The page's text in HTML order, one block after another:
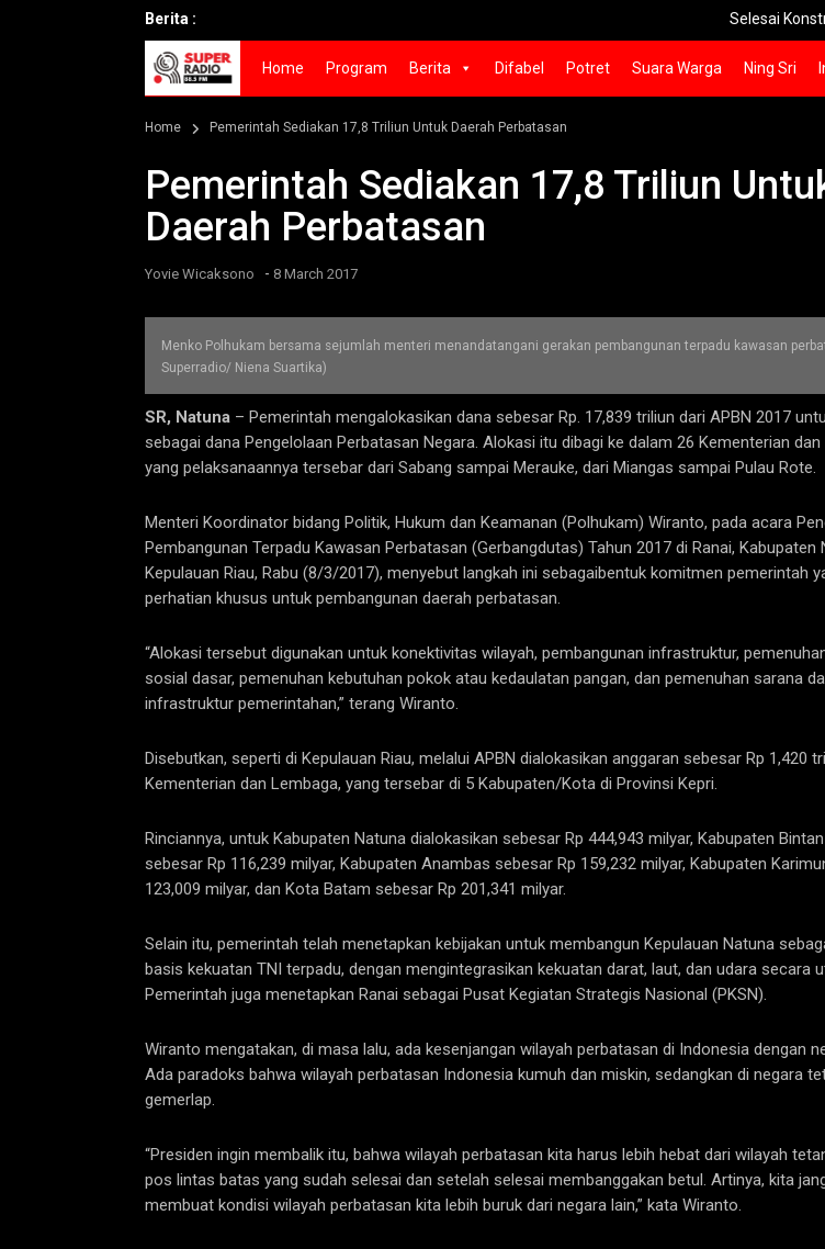
Berita : Selesai Konstruksi Tol
Home Program Berita Difabel Potret Suara Warga Ning Sri
Home Pemerintah Sediakan 17,8 Triliun Untuk Daerah Perbatasan
Pemerintah Sediakan 17,8 Triliun
Daerah Perbatasan
Yovie Wicaksono - 8 March 2017
Menko Polhukam bersama sejumlah menteri menandatangani gerakan pembangunan terpadu kawasan
Superradio/ Niena Suartika)
SR, Natuna – Pemerintah mengalokasikan dana sebesar Rp. 17,839 triliun dari APBN 2017
sebagai dana Pengelolaan Perbatasan Negara. Alokasi itu dibagi ke dalam 26 Kementerian dan
yang pelaksanaannya tersebar dari Sabang sampai Merauke, dari Miangas sampai Pulau Rote.
Menteri Koordinator bidang Politik, Hukum dan Keamanan (Polhukam) Wiranto, pada acara
Pembangunan Terpadu Kawasan Perbatasan (Gerbangdutas) Tahun 2017 di Ranai, Kabupaten
Kepulauan Riau, Rabu (8/3/2017), menyebut langkah ini sebagaibentuk komitmen pemerintah
perhatian khusus untuk pembangunan daerah perbatasan.
“Alokasi tersebut digunakan untuk konektivitas wilayah, pembangunan infrastruktur,
sosial dasar, pemenuhan kebutuhan pokok atau kedaulatan pangan, dan pemenuhan sarana
infrastruktur pemerintahan,” terang Wiranto.
Disebutkan, seperti di Kepulauan Riau, melalui APBN dialokasikan anggaran sebesar Rp 1,420
Kementerian dan Lembaga, yang tersebar di 5 Kabupaten/Kota di Provinsi Kepri.
Rinciannya, untuk Kabupaten Natuna dialokasikan sebesar Rp 444,943 milyar, Kabupaten
sebesar Rp 116,239 milyar, Kabupaten Anambas sebesar Rp 159,232 milyar, Kabupaten
123,009 milyar, dan Kota Batam sebesar Rp 201,341 milyar.
Selain itu, pemerintah telah menetapkan kebijakan untuk membangun Kepulauan Natuna
basis kekuatan TNI terpadu, dengan mengintegrasikan kekuatan darat, laut, dan udara secara
Pemerintah juga menetapkan Ranai sebagai Pusat Kegiatan Strategis Nasional (PKSN).
Wiranto mengatakan, di masa lalu, ada kesenjangan wilayah perbatasan di Indonesia dengan
Ada paradoks bahwa wilayah perbatasan Indonesia kumuh dan miskin, sedangkan di negara
gemerlap.
“Presiden ingin membalik itu, bahwa wilayah perbatasan kita harus lebih hebat dari wilayah
pos lintas batas yang sudah selesai dan setelah selesai membanggakan betul. Artinya, kita
membuat kondisi wilayah perbatasan kita lebih buruk dari negara lain,” kata Wiranto.